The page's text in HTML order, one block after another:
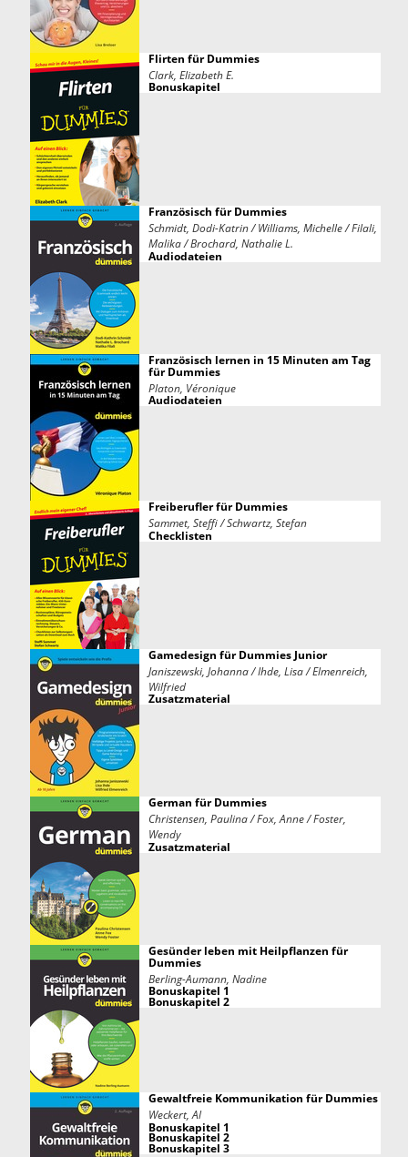
Flirten für Dummies
Clark, Elizabeth E.
Bonuskapitel
Französisch für Dummies
Schmidt, Dodi-Katrin / Williams, Michelle / Filali,
Malika / Brochard, Nathalie L.
Audiodateien
Französisch lernen in 15 Minuten am Tag
für Dummies
Platon, Véronique
Audiodateien
Freiberufler für Dummies
Sammet, Steffi / Schwartz, Stefan
Checklisten
Gamedesign für Dummies Junior
Janiszewski, Johanna / Ihde, Lisa / Elmenreich,
Wilfried
Zusatzmaterial
German für Dummies
Christensen, Paulina / Fox, Anne / Foster,
Wendy
Zusatzmaterial
Gesünder leben mit Heilpflanzen für
Dummies
Berling-Aumann, Nadine
Bonuskapitel 1
Bonuskapitel 2
Gewaltfreie Kommunikation für Dummies
Weckert, Al
Bonuskapitel 1
Bonuskapitel 2
Bonuskapitel 3